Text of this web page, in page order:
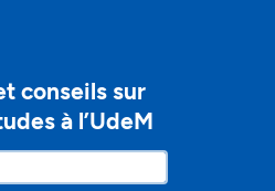
conseils sur
à l’UdeM